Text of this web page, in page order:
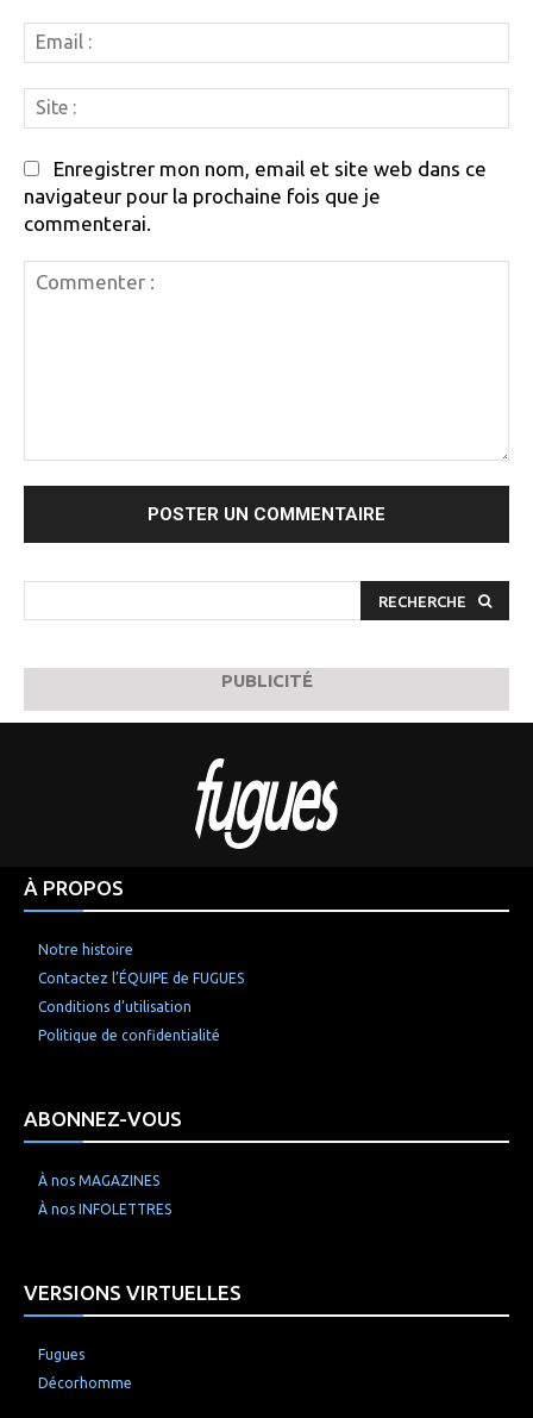
:
:
Enregistrer mon nom, email et site web dans ce
navigateur pour la prochaine fois que je
commenterai.
RECHERCHE
PUBLICITÉ
À PROPOS
Notre histoire
Contactez l’ÉQUIPE de FUGUES
Conditions d’utilisation
Politique de confidentialité
ABONNEZ-VOUS
À nos MAGAZINES
À nos INFOLETTRES
VERSIONS VIRTUELLES
Fugues
Décorhomme